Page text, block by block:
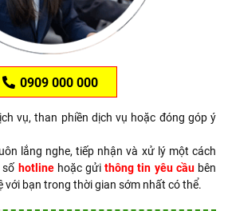
0909 000 000
vụ, than phiền dịch vụ hoặc đóng góp ý
lắng nghe, tiếp nhận và xử lý một cách
số hotlinehoặc gửithông tin yêu cầubên
với bạn trong thời gian sớm nhất có thể.